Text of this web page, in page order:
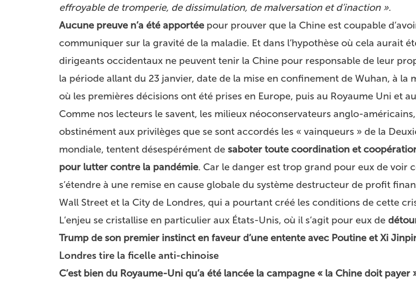
effroyable de tromperie, de dissimulation, de malversation et d’inaction ».
Aucune preuve n’a été apportée pour prouver que la Chine est coupable
communiquer sur la gravité de la maladie. Et dans l’hypothèse où cela aurait
dirigeants occidentaux ne peuvent tenir la Chine pour responsable de leur
la période allant du 23 janvier, date de la mise en confinement de Wuhan, à la
où les premières décisions ont été prises en Europe, puis au Royaume Uni et
Comme nos lecteurs le savent, les milieux néoconservateurs anglo-
obstinément aux privilèges que se sont accordés les « vainqueurs » de la
mondiale, tentent désespérément de saboter toute coordination et
pour lutter contre la pandémie. Car le danger est trop grand pour eux de voir
s’étendre à une remise en cause globale du système destructeur de profit
Wall Street et la City de Londres, qui a pourtant créé les conditions de cette
L’enjeu se cristallise en particulier aux États-Unis, où il s’agit pour eux de
Trump de son premier instinct en faveur d’une entente avec Poutine et Xi
Londres tire la ficelle anti-chinoise
C’est bien du Royaume-Uni qu’a été lancée la campagne « la Chine doit payer